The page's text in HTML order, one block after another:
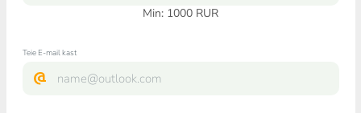
Min: 1000 RUR
Teie E-mail kast